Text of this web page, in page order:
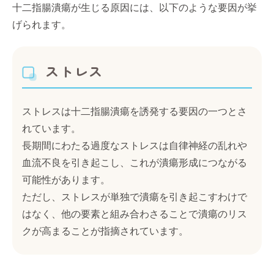
十二指腸潰瘍が生じる原因には、以下のような要因が挙
げられます。
ストレス
ストレスは十二指腸潰瘍を誘発する要因の一つとさ
れています。
長期間にわたる過度なストレスは自律神経の乱れや
血流不良を引き起こし、これが潰瘍形成につながる
可能性があります。
ただし、ストレスが単独で潰瘍を引き起こすわけで
はなく、他の要素と組み合わさることで潰瘍のリス
クが高まることが指摘されています。